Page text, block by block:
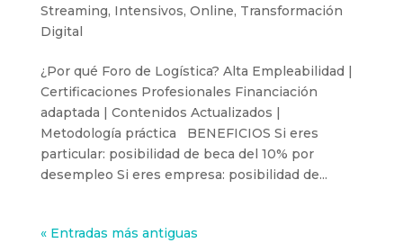
Streaming, Intensivos, Online, Transformación
Digital
¿Por qué Foro de Logística? Alta Empleabilidad |
Certificaciones Profesionales Financiación
adaptada | Contenidos Actualizados |
Metodología práctica BENEFICIOS Si eres
particular: posibilidad de beca del 10% por
desempleo Si eres empresa: posibilidad de...
« Entradas más antiguas